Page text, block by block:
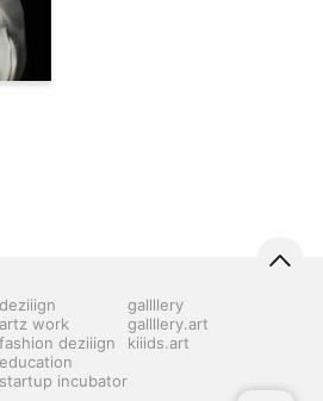
deziiign
artz work
fashion deziiign
education
startup incubator
gallllery
gallllery.art
kiiids.art